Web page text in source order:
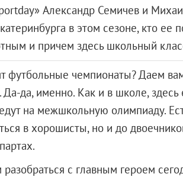
Александр Семичев и
в этом сезоне, кто ее
и причем здесь школьный
футбольные чемпионаты? Даем
да, именно. Как и в школе, здесь
на межшкольную олимпиаду.
в хорошисты, но и до
с главным героем